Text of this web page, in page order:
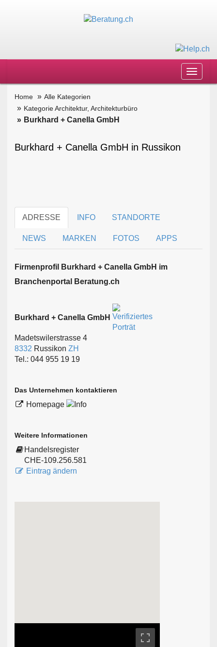
Toggle
Home
Alle Kategorien
Kategorie Architektur, Architekturbüro
Burkhard + Canella GmbH
Burkhard + Canella GmbH in Russikon
ADRESSE INFO STANDORTE
NEWS MARKEN FOTOS APPS
Firmen­profil Burkhard + Canella GmbH im
Branchen­portal Beratung.ch
Burkhard + Canella GmbH
Madetswilerstrasse 4
8332 Russikon ZH
Tel.: 044 955 19 19
Das Unternehmen kontaktieren
Homepage
Weitere Informationen
Handelsregister
CHE-109.256.581
Eintrag ändern